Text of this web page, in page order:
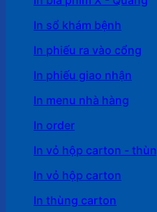
In sổ khám bệnh
In phiếu ra vào cổng
In phiếu giao nhận
In menu nhà hàng
In order
In vỏ hộp carton -
In vỏ hộp carton
In thùng carton